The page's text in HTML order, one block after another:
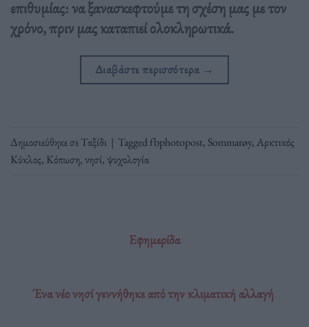
επιθυμίας: να ξανασκεφτούμε τη σχέση μας με τον
χρόνο, πριν μας καταπιεί ολοκληρωτικά.
Διαβάστε περισσότερα →
Δημοσιεύθηκε σεΤαξίδι | Taggedfbphotopost, Sommarøy,Αρκτικός
Κύκλος, Κόπωση,νησί,ψυχολογία
Εφημερίδα
Ένα νέο νησί γεννήθηκε από την κλιματική αλλαγή